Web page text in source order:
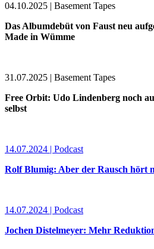
04.10.2025 | Basement Tapes
Das Albumdebüt von Faust neu
Made in Wümme
31.07.2025 | Basement Tapes
Free Orbit: Udo Lindenberg noch
selbst
14.07.2024 | Podcast
Rolf Blumig: Aber der Rausch hört
14.07.2024 | Podcast
Jochen Distelmeyer: Mehr